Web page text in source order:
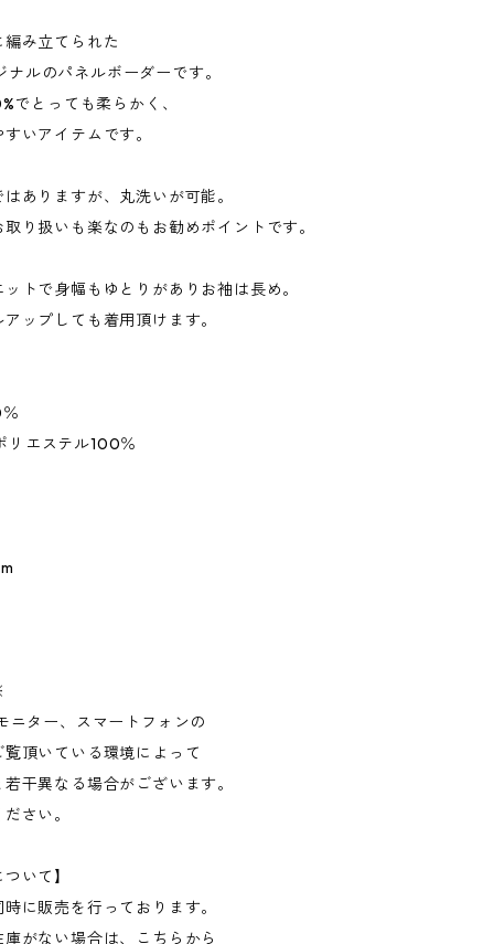
み立てられた
ルのパネルボーダーです。
でとっても柔らかく、
いアイテムです。
ありますが、丸洗いが可能。
取り扱いも楽なのもお勧めポイントです。
ットで身幅もゆとりがありお袖は長め。
ップしても着用頂けます。
リエステル100％
ニター、スマートフォンの
頂いている環境によって
干異なる場合がございます。
さい。
いて】
に販売を行っております。
庫がない場合は、こちらから